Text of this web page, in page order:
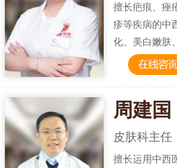
擅长疤痕、痤
疹等疾病的中
化、美白嫩肤
周建国
皮肤科主任
擅长运用中西